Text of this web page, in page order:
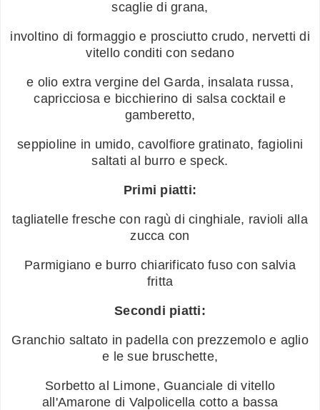
scaglie di grana,
involtino di formaggio e prosciutto crudo, nervetti di
vitello conditi con sedano
e olio extra vergine del Garda, insalata russa,
capricciosa e bicchierino di salsa cocktail e
gamberetto,
seppioline in umido, cavolfiore gratinato, fagiolini
saltati al burro e speck.
Primi piatti:
tagliatelle fresche con ragù di cinghiale, ravioli alla
zucca con
Parmigiano e burro chiarificato fuso con salvia
fritta
Secondi piatti:
Granchio saltato in padella con prezzemolo e aglio
e le sue bruschette,
Sorbetto al Limone, Guanciale di vitello
all'Amarone di Valpolicella cotto a bassa